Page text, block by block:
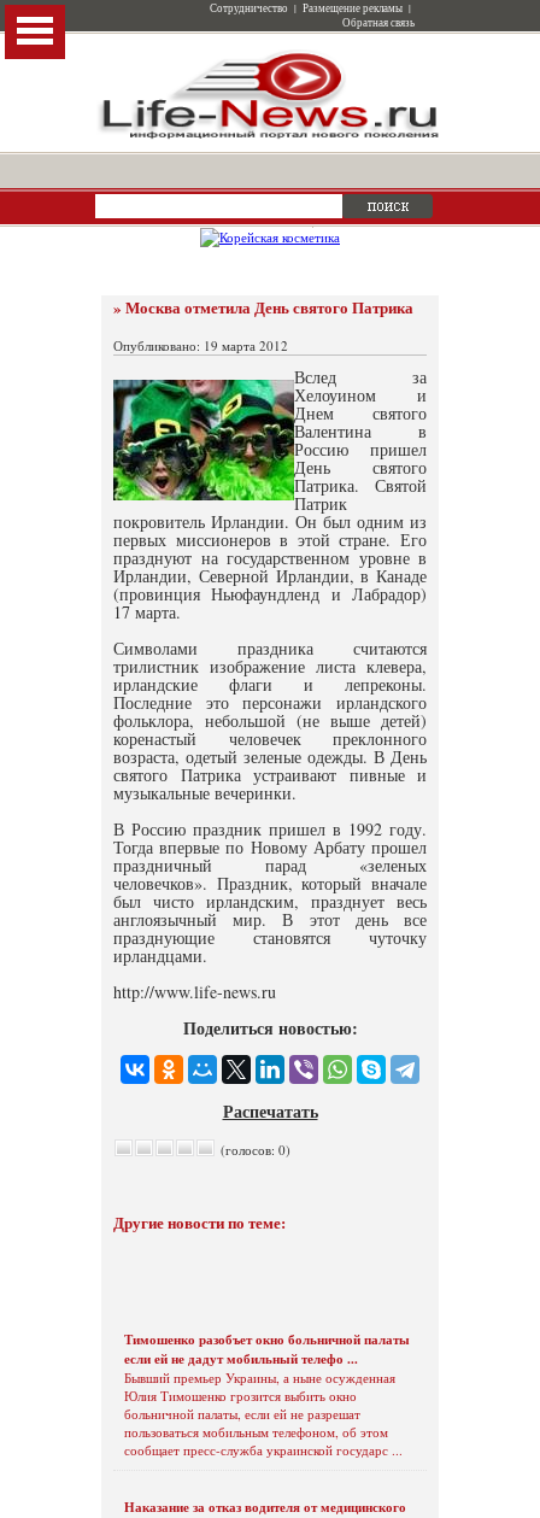
Сотрудничество | Размещение рекламы |
Обратная связь
» Москва отметила День святого Патрика
Опубликовано: 19 марта 2012
Вслед за
Хелоуином и
Днем святого
Валентина в
Россию пришел
День святого
Патрика. Святой
Патрик
покровитель Ирландии. Он был одним из
первых миссионеров в этой стране. Его
празднуют на государственном уровне в
Ирландии, Северной Ирландии, в Канаде
(провинция Ньюфаундленд и Лабрадор)
17 марта.
Символами праздника считаются
трилистник изображение листа клевера,
ирландские флаги и лепреконы.
Последние это персонажи ирландского
фольклора, небольшой (не выше детей)
коренастый человечек преклонного
возраста, одетый зеленые одежды. В День
святого Патрика устраивают пивные и
музыкальные вечеринки.
В Россию праздник пришел в 1992 году.
Тогда впервые по Новому Арбату прошел
праздничный парад «зеленых
человечков». Праздник, который вначале
был чисто ирландским, празднует весь
англоязычный мир. В этот день все
празднующие становятся чуточку
ирландцами.
http://www.life-news.ru
Поделиться новостью:
Распечатать
(голосов: 0)
Другие новости по теме:
Тимошенко разобъет окно больничной палаты
если ей не дадут мобильный телефо ...
Бывший премьер Украины, а ныне осужденная
Юлия Тимошенко грозится выбить окно
больничной палаты, если ей не разрешат
пользоваться мобильным телефоном, об этом
сообщает пресс-служба украинской государс ...
Наказание за отказ водителя от медицинского